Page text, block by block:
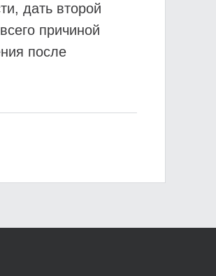
дать второй
причиной
после